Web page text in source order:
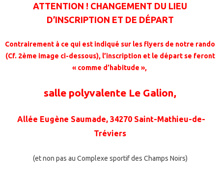
ATTENTION ! CHANGEMENT DU LIEU
D’INSCRIPTION ET DE DÉPART
Contrairement à ce qui est indiqué sur les flyers de notre rando
(Cf. 2ème image ci-dessous), l’inscription et le départ se feront
« comme d’habitude »,
salle polyvalente Le Galion,
Allée Eugène Saumade, 34270 Saint-Mathieu-de-
Tréviers
(et non pas au Complexe sportif des Champs Noirs)